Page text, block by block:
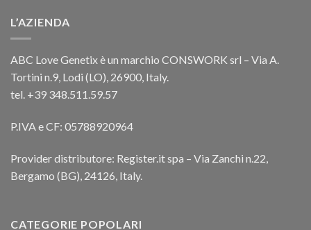
L’AZIENDA
ABC Love Genetix è un marchio CONSWORK srl – Via A.
Tortini n.9, Lodi (LO), 26900, Italy.
tel. +39 348.511.59.57
P.IVA e CF: 05788920964
Provider distributore: Register.it spa – Via Zanchi n.22,
Bergamo (BG), 24126, Italy.
CATEGORIE POPOLARI